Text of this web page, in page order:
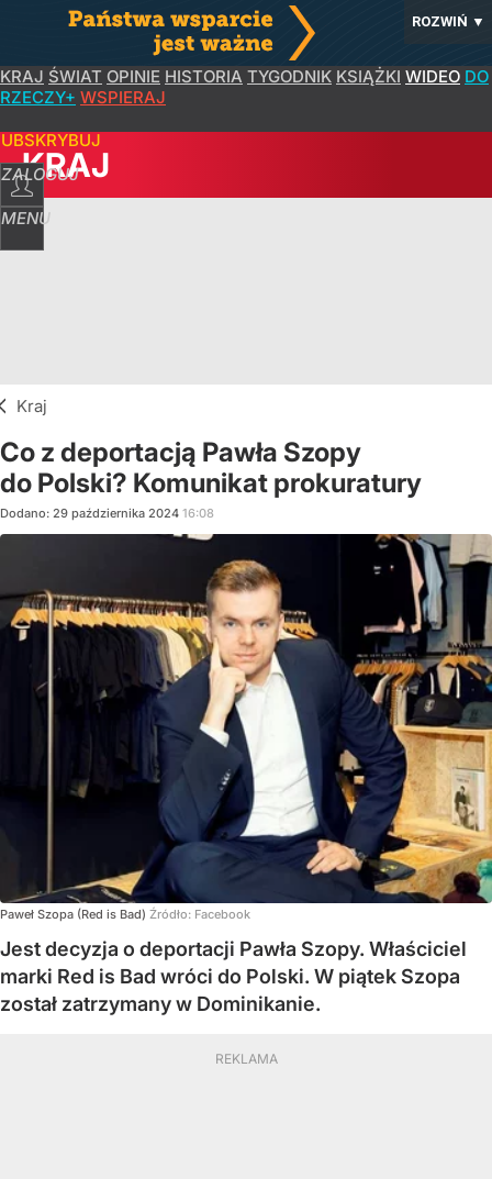
ROZWIŃ ▼
KRAJ ŚWIAT OPINIE HISTORIA TYGODNIK KSIĄŻKI WIDEO DO
RZECZY+ WSPIERAJ
ZALOGUJ
MENU
KRAJ
Kraj
Co z deportacją Pawła Szopy
do Polski? Komunikat prokuratury
Dodano: 29 października 2024 16:08
Paweł Szopa (Red is Bad) Źródło: Facebook
Jest decyzja o deportacji Pawła Szopy. Właściciel
marki Red is Bad wróci do Polski. W piątek Szopa
został zatrzymany w Dominikanie.